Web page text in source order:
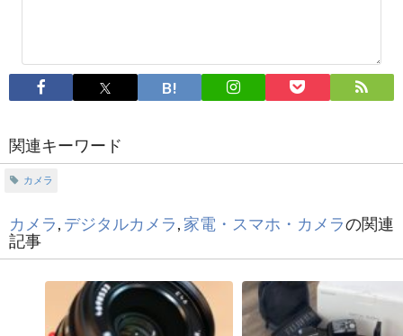
関連キーワード
カメラ
カメラ, デジタルカメラ, 家電・スマホ・カメラの関連
記事